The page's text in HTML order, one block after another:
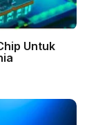
Untuk